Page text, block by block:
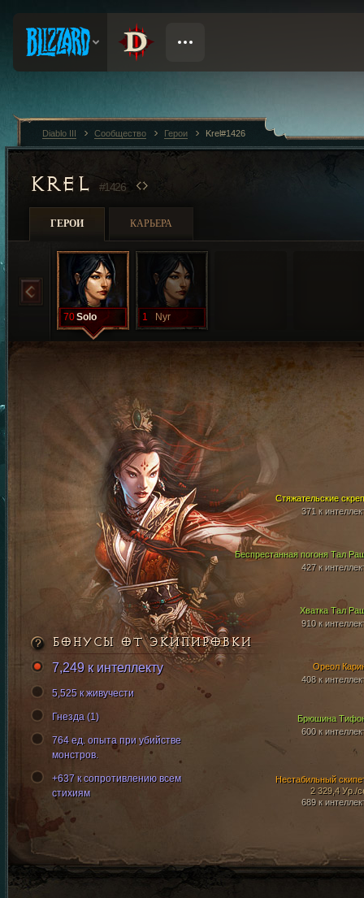
KREL #1426
ГЕРОИ КАРЬЕРА
70Solo 1 Nyr
Беспрестанная погоня Тал
427 к
Хватка Тал
910 к
Стяжательские
371 к
Брюшина
600 к
Нестабильный
2 329,4 Ур./
689 к
Ореол
408 к
БОНУСЫ ОТ ЭКИПИРОВКИ
7,249 к интеллекту
5,525 к живучести
Гнезда (1)
764 ед. опыта при убийстве
монстров.
+637 к сопротивлению всем
стихиям
Diablo III Сообщество Герои Krel#1426